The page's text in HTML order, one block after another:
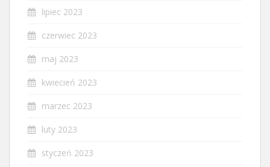
lipiec 2023
czerwiec 2023
maj 2023
kwiecień 2023
marzec 2023
luty 2023
styczeń 2023